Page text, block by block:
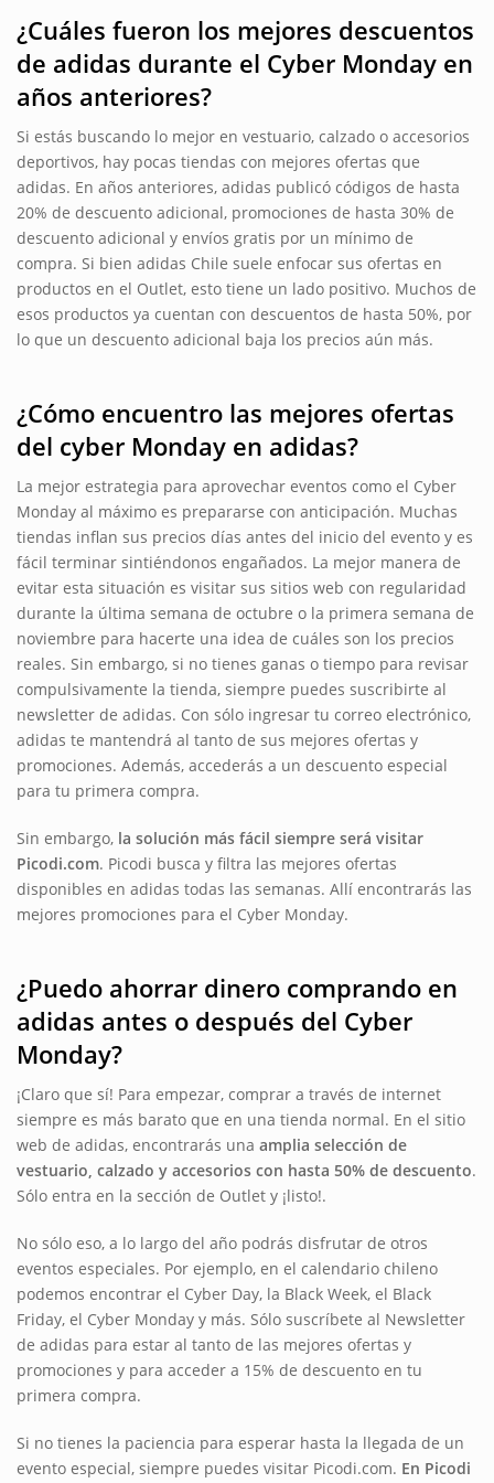
¿Cuáles fueron los mejores descuentos
de adidas durante el Cyber Monday en
años anteriores?
Si estás buscando lo mejor en vestuario, calzado o accesorios
deportivos, hay pocas tiendas con mejores ofertas que
adidas. En años anteriores, adidas publicó códigos de hasta
20% de descuento adicional, promociones de hasta 30% de
descuento adicional y envíos gratis por un mínimo de
compra. Si bien adidas Chile suele enfocar sus ofertas en
productos en el Outlet, esto tiene un lado positivo. Muchos de
esos productos ya cuentan con descuentos de hasta 50%, por
lo que un descuento adicional baja los precios aún más.
¿Cómo encuentro las mejores ofertas
del cyber Monday en adidas?
La mejor estrategia para aprovechar eventos como el Cyber
Monday al máximo es prepararse con anticipación. Muchas
tiendas inflan sus precios días antes del inicio del evento y es
fácil terminar sintiéndonos engañados. La mejor manera de
evitar esta situación es visitar sus sitios web con regularidad
durante la última semana de octubre o la primera semana de
noviembre para hacerte una idea de cuáles son los precios
reales. Sin embargo, si no tienes ganas o tiempo para revisar
compulsivamente la tienda, siempre puedes suscribirte al
newsletter de adidas. Con sólo ingresar tu correo electrónico,
adidas te mantendrá al tanto de sus mejores ofertas y
promociones. Además, accederás a un descuento especial
para tu primera compra.
Sin embargo, la solución más fácil siempre será visitar
Picodi.com. Picodi busca y filtra las mejores ofertas
disponibles en adidas todas las semanas. Allí encontrarás las
mejores promociones para el Cyber Monday.
¿Puedo ahorrar dinero comprando en
adidas antes o después del Cyber
Monday?
¡Claro que sí! Para empezar, comprar a través de internet
siempre es más barato que en una tienda normal. En el sitio
web de adidas, encontrarás una amplia selección de
vestuario, calzado y accesorios con hasta 50% de descuento.
Sólo entra en la sección de Outlet y ¡listo!.
No sólo eso, a lo largo del año podrás disfrutar de otros
eventos especiales. Por ejemplo, en el calendario chileno
podemos encontrar el Cyber Day, la Black Week, el Black
Friday, el Cyber Monday y más. Sólo suscríbete al Newsletter
de adidas para estar al tanto de las mejores ofertas y
promociones y para acceder a 15% de descuento en tu
primera compra.
Si no tienes la paciencia para esperar hasta la llegada de un
evento especial, siempre puedes visitar Picodi.com. En Picodi